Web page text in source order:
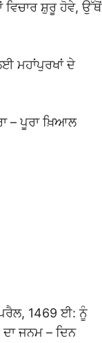
ਵਿਚਾਰ ਸ਼ੁਰੂ ਹੋਵੇ, ਉੱਥੋਂ
ਮਹਾਂਪੁਰਖਾਂ ਦੇ
– ਪੂਰਾ ਖ਼ਿਆਲ
1469 ਈ: ਨੂੰ
ਜਨਮ – ਦਿਨ